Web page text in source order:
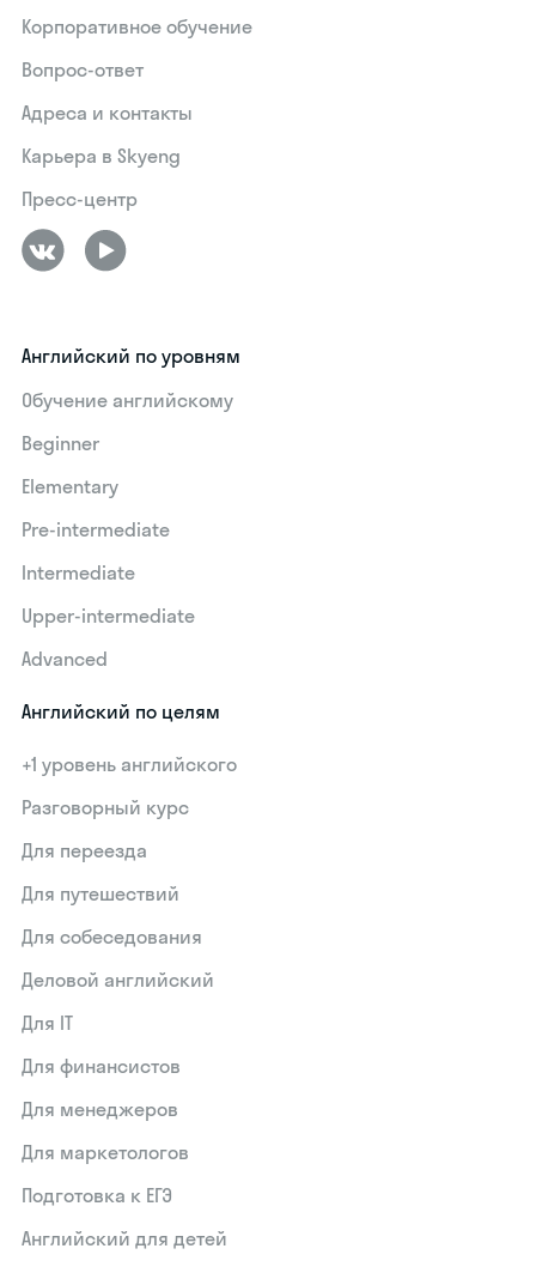
Корпоративное обучение
Вопрос-ответ
Адреса и контакты
Карьера в Skyeng
Пресс-центр
Английский по уровням
Обучение английскому
Beginner
Elementary
Pre-intermediate
Intermediate
Upper-intermediate
Advanced
Английский по целям
+1 уровень английского
Разговорный курс
Для переезда
Для путешествий
Для собеседования
Деловой английский
Для IT
Для финансистов
Для менеджеров
Для маркетологов
Подготовка к ЕГЭ
Английский для детей